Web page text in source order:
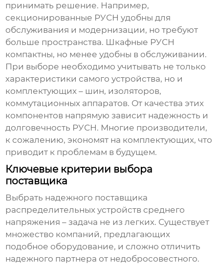
принимать решение. Например,
секционированные РУСН удобны для
обслуживания и модернизации, но требуют
больше пространства. Шкафные РУСН
компактны, но менее удобны в обслуживании.
При выборе необходимо учитывать не только
характеристики самого устройства, но и
комплектующих – шин, изоляторов,
коммутационных аппаратов. От качества этих
компонентов напрямую зависит надежность и
долговечность РУСН. Многие производители,
к сожалению, экономят на комплектующих, что
приводит к проблемам в будущем.
Ключевые критерии выбора
поставщика
Выбрать надежного поставщика
распределительных устройств среднего
напряжения – задача не из легких. Существует
множество компаний, предлагающих
подобное оборудование, и сложно отличить
надежного партнера от недобросовестного.